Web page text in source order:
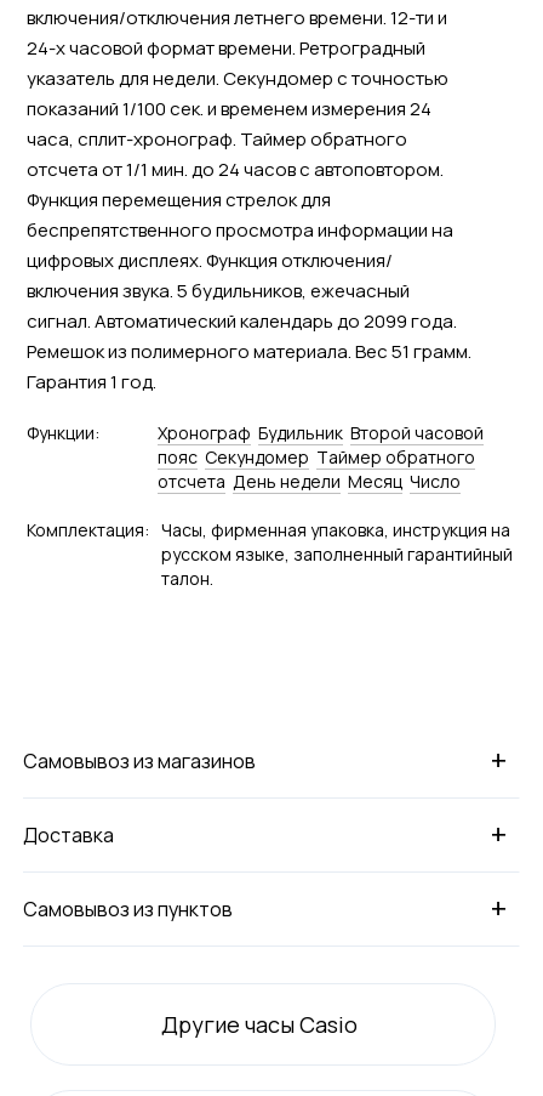
включения/отключения летнего времени. 12-ти и
24-х часовой формат времени. Ретроградный
указатель для недели. Секундомер с точностью
показаний 1/100 сек. и временем измерения 24
часа, сплит-хронограф. Таймер обратного
отсчета от 1/1 мин. до 24 часов с автоповтором.
Функция перемещения стрелок для
беспрепятственного просмотра информации на
цифровых дисплеях. Функция отключения/
включения звука. 5 будильников, ежечасный
сигнал. Автоматический календарь до 2099 года.
Ремешок из полимерного материала. Вес 51 грамм.
Гарантия 1 год.
Функции: Хронограф Будильник Второй часовой
пояс Секундомер Tаймер обратного
отсчета День недели Месяц Число
Комплектация: Часы, фирменная упаковка, инструкция на
русском языке, заполненный гарантийный
талон.
+
Самовывоз из магазинов
+
Доставка
+
Самовывоз из пунктов
Другие часы Casio